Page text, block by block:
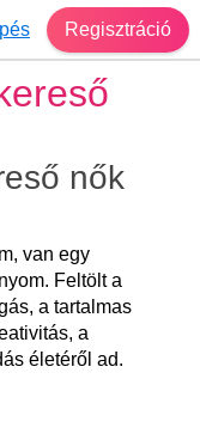
Regisztráció
nők
van egy
Feltölt a
a tartalmas
a
életéről ad.